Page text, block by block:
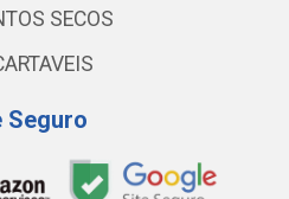
SECOS
Seguro